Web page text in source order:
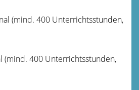
(mind. 400 Unterrichtsstunden,
(mind. 400 Unterrichtsstunden,